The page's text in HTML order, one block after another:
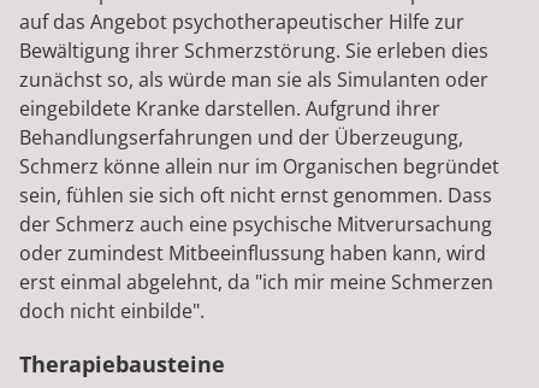
auf das Angebot psychotherapeutischer Hilfe zur
Bewältigung ihrer Schmerzstörung. Sie erleben dies
zunächst so, als würde man sie als Simulanten oder
eingebildete Kranke darstellen. Aufgrund ihrer
Behandlungserfahrungen und der Überzeugung,
Schmerz könne allein nur im Organischen begründet
sein, fühlen sie sich oft nicht ernst genommen. Dass
der Schmerz auch eine psychische Mitverursachung
oder zumindest Mitbeeinflussung haben kann, wird
erst einmal abgelehnt, da "ich mir meine Schmerzen
doch nicht einbilde".
Therapiebausteine